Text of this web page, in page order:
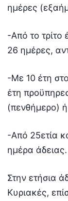
ημέρες
-Από το τρίτο
26 ημέρες,
-Με 10 έτη
έτη
(πενθήμερο)
-Από 25ετία
ημέρα άδειας.
Στην ετήσια
Κυριακές,